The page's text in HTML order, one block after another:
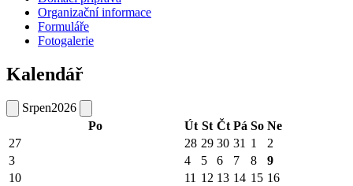
Organizační informace
Formuláře
Fotogalerie
Kalendář
Srpen2026
Po
Út St Čt Pá So Ne
27
28 29 30 31 1
2
3
4 5 6 7 8
9
10
11 12 13 14 15 16